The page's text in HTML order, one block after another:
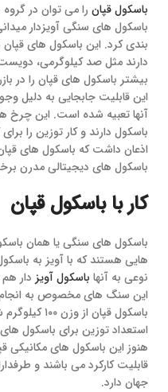
باسکول قپان را می توان در
باسکول های سنگی آویزدار
بندی کرد. این باسکول های قپان
بیشتر باسکول های قپان را در
این قابلیت جابجایی به دلیل
آنها تعبیه شده است. این چرخ
باسکول دارند و کار توزین را
اذعان داشت که باسکول های
باسکول های دیجیتالی مدرن
کار با باسکول قپان
باسکول های سنگی یا همان
هایی هستند که با آویز به
نوعی به آنها باسکول آویز دار
این سنگ های مخصوص به انجام
باسکول قپان
استعداد توزین برای باسکول
هنوز این باسکول های مکانیکی
قابلیت کارکرد می باشند و
جهان دارد.